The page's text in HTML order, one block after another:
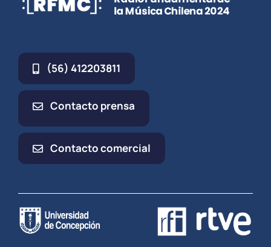
(56) 412203811
Contacto prensa
Contacto comercial